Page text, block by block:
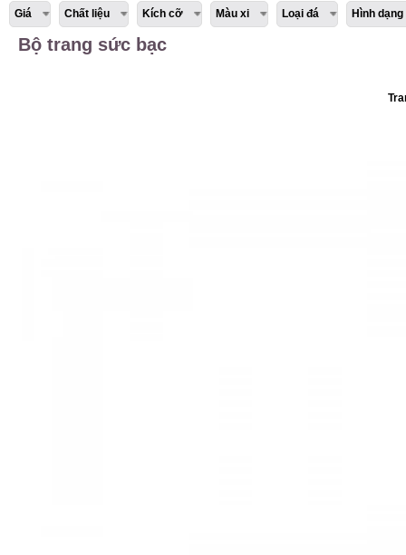
Giá Chất liệu Kích cỡ Màu xi Loại đá Hình dạng
Bộ trang sức bạc